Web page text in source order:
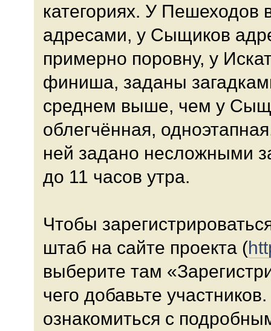
категориях. У
адресами, у Сыщиков
примерно поровну, у
финиша, заданы
среднем выше, чем у
облегчённая,
ней задано несложными
до 11 часов утра.
Чтобы
штаб на сайте проекта (
выберите там
чего добавьте
ознакомиться с